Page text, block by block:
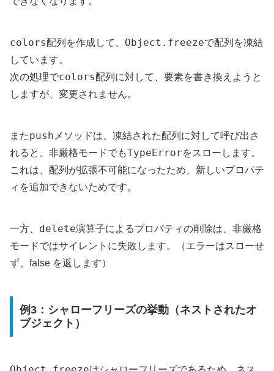
colors配列を作成して、 Object.freezeで配列を凍結
しています。
次の処理でcolors配列に対して、要素を書き換えようと
しますが、変更されません。
またpush メソッドは、凍結された配列に対して呼び出さ
れると、非厳格モードでもTypeErrorをスローします。
これは、配列が拡張不可能になったため、新しいプロパテ
ィを追加できないためです。
一方、 delete演算子によるプロパティの削除は、非厳格
モードではサイレントに失敗します。（エラーはスローせ
ず、false を返します）
例3：シャローフリーズの挙動（ネストされたオ
ブジェクト）